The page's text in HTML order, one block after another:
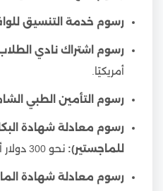
رسوم خدمة التنسيق
رسوم اشتراك نادي
أمريكيًا.
رسوم التأمين الطبي
رسوم معادلة شهادة
للماجستير): نحو 300 دولار أمريكي.
رسوم معادلة شهادة